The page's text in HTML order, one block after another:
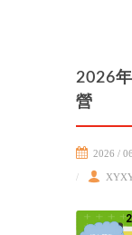
2026
營
2026 /